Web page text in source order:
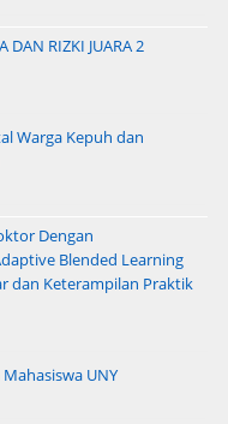
DAN RIZKI JUARA 2
Warga Kepuh dan
Dengan
Blended Learning
dan Keterampilan Praktik
UNY